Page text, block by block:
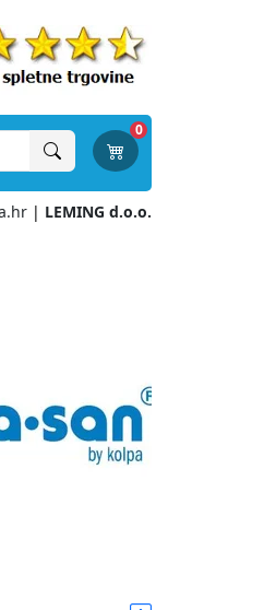
0
| LEMING d.o.o.